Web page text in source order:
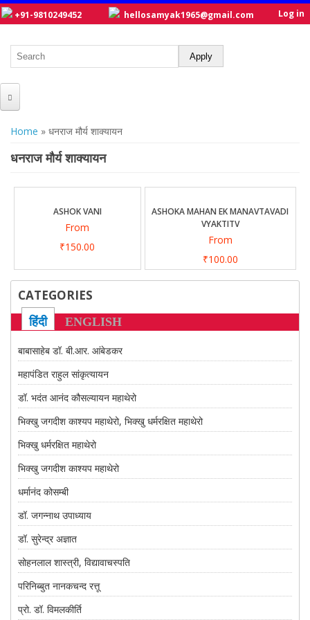
+91-9810249452 hellosamyak1965@gmail.com Log in
ABOUT US
GALLERY
CONTACT US
You are here
Home » धनराज मौर्य शाक्यायन
धनराज मौर्य शाक्यायन
ASHOK VANI
From
₹150.00
ASHOKA MAHAN EK MANAVTAVADI
VYAKTITV
From
₹100.00
CATEGORIES
हिंदी ENGLISH
बाबासाहेब डॉ. बी.आर. आंबेडकर
महापंडित राहुल सांकृत्यायन
डॉ. भदंत आनंद कौसल्यायन महाथेरो
भिक्खु जगदीश काश्यप महाथेरो, भिक्खु धर्मरक्षित महाथेरो
भिक्खु धर्मरक्षित महाथेरो
भिक्खु जगदीश काश्यप महाथेरो
धर्मानंद कोसम्बी
डॉ. जगन्नाथ उपाध्याय
डॉ. सुरेन्द्र अज्ञात
सोहनलाल शास्त्री, विद्यावाचस्पति
परिनिब्बुत नानकचन्द रत्तू
प्रो. डॉ. विमलकीर्ति